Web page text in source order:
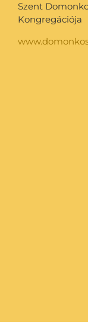
Szent
Kongregációja